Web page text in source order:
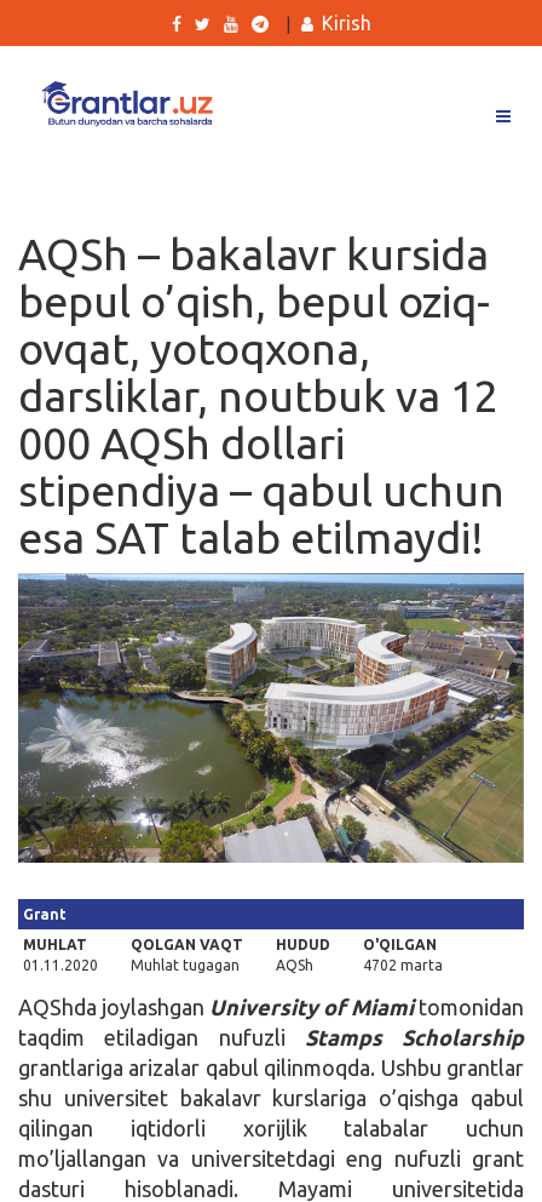
Ishlar
Kurslar
Blog
Yana
Qidirish
Kirish
Kirish
AQSh – bakalavr kursida
bepul o’qish, bepul oziq-
ovqat, yotoqxona,
darsliklar, noutbuk va 12
000 AQSh dollari
stipendiya – qabul uchun
esa SAT talab etilmaydi!
Grant
MUHLAT
01.11.2020
QOLGAN VAQT
Muhlat tugagan
HUDUD
AQSh
O'QILGAN
4702 marta
AQShda joylashgan University of Miamitomonidan
taqdim etiladigan nufuzli Stamps Scholarship
grantlariga arizalar qabul qilinmoqda. Ushbu grantlar
shu universitet bakalavr kurslariga o’qishga qabul
qilingan iqtidorli xorijlik talabalar uchun
mo’ljallangan va universitetdagi eng nufuzli grant
dasturi hisoblanadi. Mayami universitetida